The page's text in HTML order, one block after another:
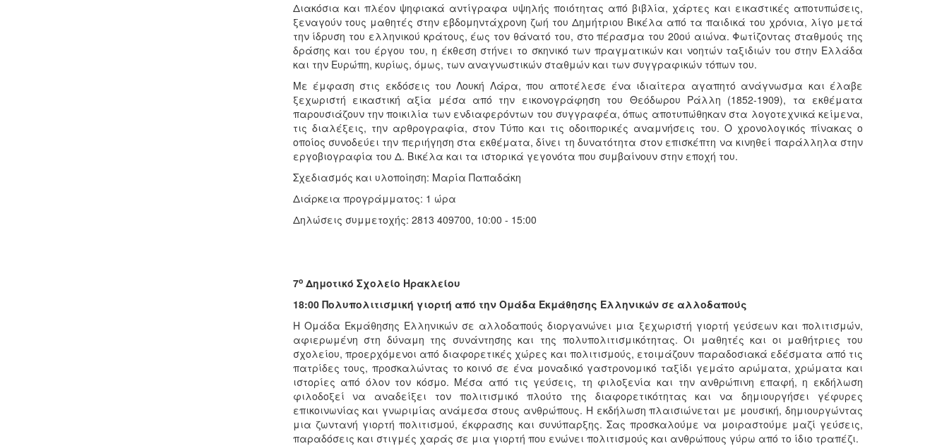
Διακόσια και πλέον ψηφιακά αντίγραφα υψηλής ποιότητας από βιβλία, χάρτες και εικαστικές αποτυπώσεις,
ξεναγούν τους μαθητές στην εβδομηντάχρονη ζωή του Δημήτριου Βικέλα από τα παιδικά του χρόνια, λίγο μετά
την ίδρυση του ελληνικού κράτους, έως τον θάνατό του, στο πέρασμα του 20ού αιώνα. Φωτίζοντας σταθμούς της
δράσης και του έργου του, η έκθεση στήνει το σκηνικό των πραγματικών και νοητών ταξιδιών του στην Ελλάδα
και την Ευρώπη, κυρίως, όμως, των αναγνωστικών σταθμών και των συγγραφικών τόπων του.
Με έμφαση στις εκδόσεις του Λουκή Λάρα, που αποτέλεσε ένα ιδιαίτερα αγαπητό ανάγνωσμα και έλαβε
ξεχωριστή εικαστική αξία μέσα από την εικονογράφηση του Θεόδωρου Ράλλη (1852-1909), τα εκθέματα
παρουσιάζουν την ποικιλία των ενδιαφερόντων του συγγραφέα, όπως αποτυπώθηκαν στα λογοτεχνικά κείμενα,
τις διαλέξεις, την αρθρογραφία, στον Τύπο και τις οδοιπορικές αναμνήσεις του. Ο χρονολογικός πίνακας ο
οποίος συνοδεύει την περιήγηση στα εκθέματα, δίνει τη δυνατότητα στον επισκέπτη να κινηθεί παράλληλα στην
εργοβιογραφία του Δ. Βικέλα και τα ιστορικά γεγονότα που συμβαίνουν στην εποχή του.
Σχεδιασμός και υλοποίηση: Μαρία Παπαδάκη
Διάρκεια προγράμματος: 1 ώρα
Δηλώσεις συμμετοχής: 2813 409700, 10:00 - 15:00
7οΔημοτικό Σχολείο Ηρακλείου
18:00 Πολυπολιτισμική γιορτή από την Ομάδα Εκμάθησης Ελληνικών σε αλλοδαπούς
Η Ομάδα Εκμάθησης Ελληνικών σε αλλοδαπούς διοργανώνει μια ξεχωριστή γιορτή γεύσεων και πολιτισμών,
αφιερωμένη στη δύναμη της συνάντησης και της πολυπολιτισμικότητας. Οι μαθητές και οι μαθήτριες του
σχολείου, προερχόμενοι από διαφορετικές χώρες και πολιτισμούς, ετοιμάζουν παραδοσιακά εδέσματα από τις
πατρίδες τους, προσκαλώντας το κοινό σε ένα μοναδικό γαστρονομικό ταξίδι γεμάτο αρώματα, χρώματα και
ιστορίες από όλον τον κόσμο. Μέσα από τις γεύσεις, τη φιλοξενία και την ανθρώπινη επαφή, η εκδήλωση
φιλοδοξεί να αναδείξει τον πολιτισμικό πλούτο της διαφορετικότητας και να δημιουργήσει γέφυρες
επικοινωνίας και γνωριμίας ανάμεσα στους ανθρώπους. Η εκδήλωση πλαισιώνεται με μουσική, δημιουργώντας
μια ζωντανή γιορτή πολιτισμού, έκφρασης και συνύπαρξης. Σας προσκαλούμε να μοιραστούμε μαζί γεύσεις,
παραδόσεις και στιγμές χαράς σε μια γιορτή που ενώνει πολιτισμούς και ανθρώπους γύρω από το ίδιο τραπέζι.